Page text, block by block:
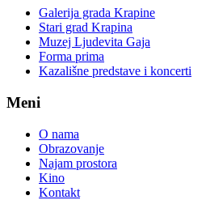
Galerija grada Krapine
Stari grad Krapina
Muzej Ljudevita Gaja
Forma prima
Kazališne predstave i koncerti
Meni
O nama
Obrazovanje
Najam prostora
Kino
Kontakt